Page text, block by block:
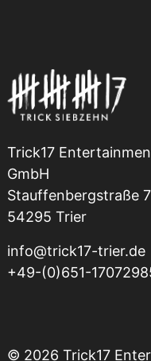
Trick17
GmbH
Stauffenbergstraße 7
54295 Trier
info@trick17-trier.de
+49-(0)651-
© 2026 Trick17